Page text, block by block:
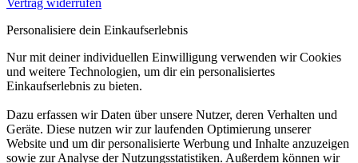
Personalisiere dein Einkaufserlebnis
Nur mit deiner individuellen Einwilligung verwenden wir Cookies
und weitere Technologien, um dir ein personalisiertes
Einkaufserlebnis zu bieten.
Dazu erfassen wir Daten über unsere Nutzer, deren Verhalten und
Geräte. Diese nutzen wir zur laufenden Optimierung unserer
Website und um dir personalisierte Werbung und Inhalte anzuzeigen
sowie zur Analyse der Nutzungsstatistiken. Außerdem können wir